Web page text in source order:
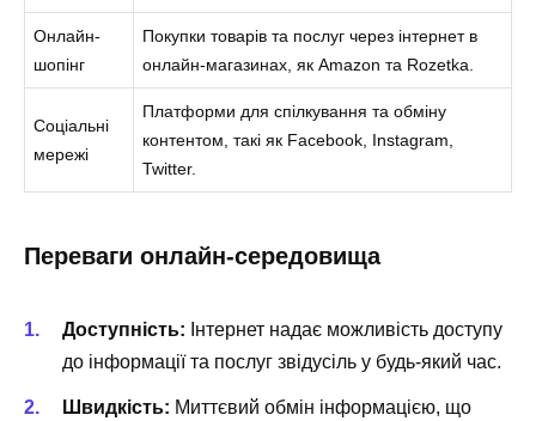
Онлайн-
шопінг
Покупки товарів та послуг через інтернет в
онлайн-магазинах, як Amazon та Rozetka.
Соціальні
мережі
Платформи для спілкування та обміну
контентом, такі як Facebook, Instagram,
Twitter.
Переваги онлайн-середовища
Доступність: Інтернет надає можливість доступу
до інформації та послуг звідусіль у будь-який час.
Швидкість: Миттєвий обмін інформацією, що